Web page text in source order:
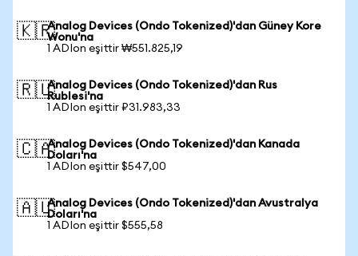
🇰🇷Analog Devices (Ondo Tokenized)'dan Güney Kore
Wonu'na
1 ADIon eşittir ₩551.825,19
🇷🇺Analog Devices (Ondo Tokenized)'dan Rus
Rublesi'na
1 ADIon eşittir ₽31.983,33
🇨🇦Analog Devices (Ondo Tokenized)'dan Kanada
Doları'na
1 ADIon eşittir $547,00
🇦🇺Analog Devices (Ondo Tokenized)'dan Avustralya
Doları'na
1 ADIon eşittir $555,58